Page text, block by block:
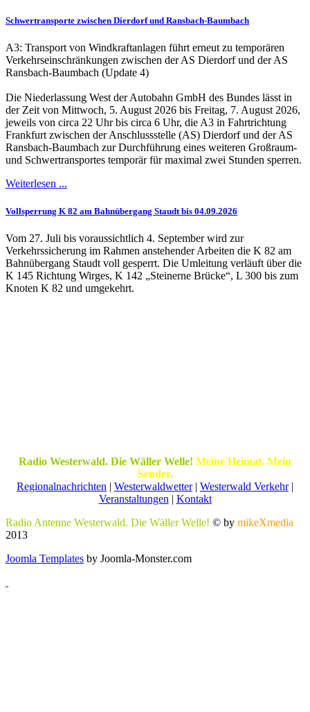
Schwertransporte zwischen Dierdorf und Ransbach-Baumbach
A3: Transport von Windkraftanlagen führt erneut zu temporären
Verkehrseinschränkungen zwischen der AS Dierdorf und der AS
Ransbach-Baumbach (Update 4)
Die Niederlassung West der Autobahn GmbH des Bundes lässt in
der Zeit von Mittwoch, 5. August 2026 bis Freitag, 7. August 2026,
jeweils von circa 22 Uhr bis circa 6 Uhr, die A3 in Fahrtrichtung
Frankfurt zwischen der Anschlussstelle (AS) Dierdorf und der AS
Ransbach-Baumbach zur Durchführung eines weiteren Großraum-
und Schwertransportes temporär für maximal zwei Stunden sperren.
Weiterlesen ...
Vollsperrung K 82 am Bahnübergang Staudt bis 04.09.2026
Vom 27. Juli bis voraussichtlich 4. September wird zur
Verkehrssicherung im Rahmen anstehender Arbeiten die K 82 am
Bahnübergang Staudt voll gesperrt. Die Umleitung verläuft über die
K 145 Richtung Wirges, K 142 „Steinerne Brücke“, L 300 bis zum
Knoten K 82 und umgekehrt.
Radio Westerwald. Die Wäller Welle! Meine Heimat. Mein
Sender.
Regionalnachrichten | Westerwaldwetter| Westerwald Verkehr|
Veranstaltungen | Kontakt
Radio Antenne Westerwald. Die Wäller Welle! © by mikeXmedia
2013
Joomla Templates by Joomla-Monster.com